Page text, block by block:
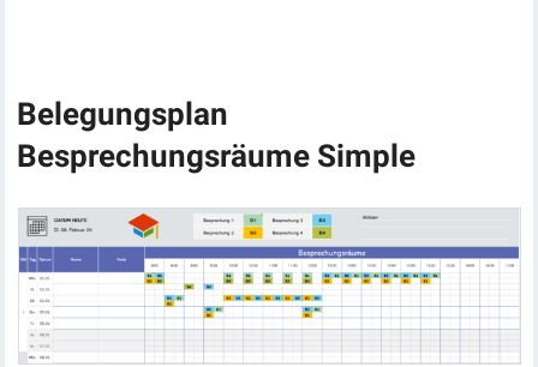
Belegungsplan
Besprechungsräume Simple